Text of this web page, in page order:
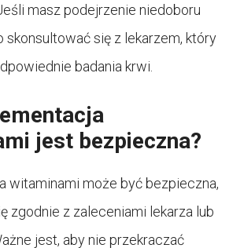
masz podejrzenie niedoboru
skonsultować się z lekarzem, który
badania krwi.
jest bezpieczna?
witaminami może być bezpieczna,
zgodnie z zaleceniami lekarza lub
jest, aby nie przekraczać